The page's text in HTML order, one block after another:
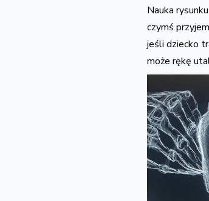
Nauka
czymś
jeśli dziecko
może rękę